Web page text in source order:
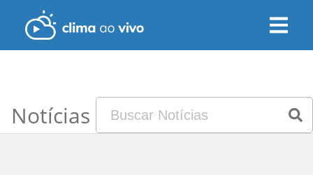
Notícias